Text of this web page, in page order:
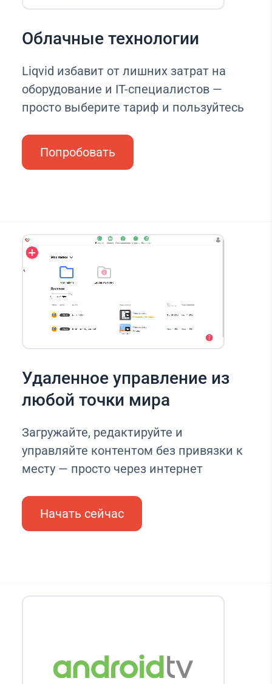
Облачные технологии
Liqvid избавит от лишних затрат на
оборудование и IT-специалистов —
просто выберите тариф и пользуйтесь
Попробовать
Удаленное управление из
любой точки мира
Загружайте, редактируйте и
управляйте контентом без привязки к
месту — просто через интернет
Начать сейчас